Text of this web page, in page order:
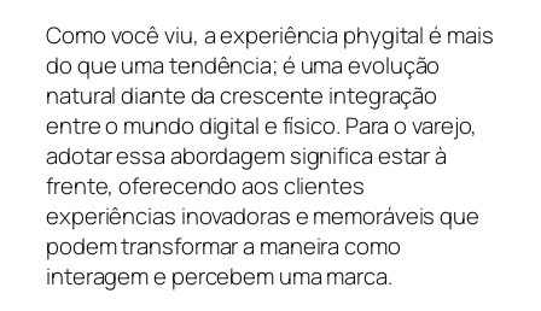
Como você viu, a experiência phygital é mais
do que uma tendência; é uma evolução
natural diante da crescente integração
entre o mundo digital e físico. Para o varejo,
adotar essa abordagem significa estar à
frente, oferecendo aos clientes
experiências inovadoras e memoráveis que
podem transformar a maneira como
interagem e percebem uma marca.